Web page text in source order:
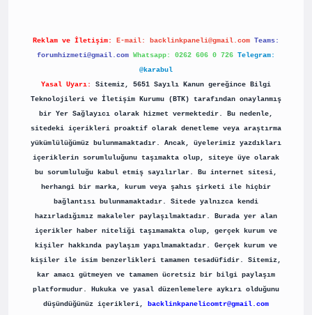
Reklam ve İletişim: E-mail: backlinkpaneli@gmail.com Teams:
forumhizmeti@gmail.com Whatsapp: 0262 606 0 726 Telegram:
@karabul
Yasal Uyarı:
Sitemiz, 5651 Sayılı Kanun gereğince Bilgi
Teknolojileri ve İletişim Kurumu (BTK) tarafından onaylanmış
bir Yer Sağlayıcı olarak hizmet vermektedir. Bu nedenle,
sitedeki içerikleri proaktif olarak denetleme veya araştırma
yükümlülüğümüz bulunmamaktadır. Ancak, üyelerimiz yazdıkları
içeriklerin sorumluluğunu taşımakta olup, siteye üye olarak
bu sorumluluğu kabul etmiş sayılırlar. Bu internet sitesi,
herhangi bir marka, kurum veya şahıs şirketi ile hiçbir
bağlantısı bulunmamaktadır. Sitede yalnızca kendi
hazırladığımız makaleler paylaşılmaktadır. Burada yer alan
içerikler haber niteliği taşımamakta olup, gerçek kurum ve
kişiler hakkında paylaşım yapılmamaktadır. Gerçek kurum ve
kişiler ile isim benzerlikleri tamamen tesadüfidir. Sitemiz,
kar amacı gütmeyen ve tamamen ücretsiz bir bilgi paylaşım
platformudur. Hukuka ve yasal düzenlemelere aykırı olduğunu
düşündüğünüz içerikleri,
backlinkpanelicomtr@gmail.com